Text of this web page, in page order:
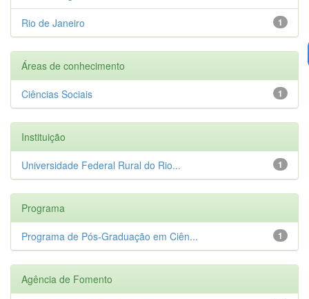
1
Rio de Janeiro
Áreas de conhecimento
1
Ciências Sociais
Instituição
1
Universidade Federal Rural do Rio...
Programa
1
Programa de Pós-Graduação em Ciên...
Agência de Fomento